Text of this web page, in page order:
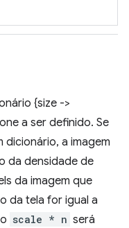
{size ->
a ser definido. Se
a imagem
da densidade de
da imagem que
da tela for igual a
scale * n será